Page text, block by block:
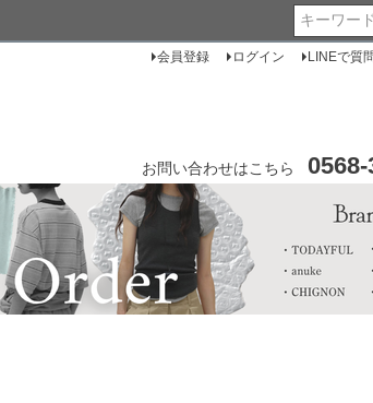
会員登録 ログイン LINEで質
お問い合わせはこちら